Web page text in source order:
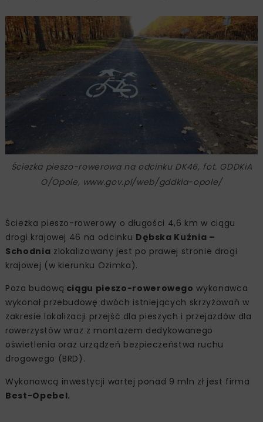
Ścieżka pieszo-rowerowa na odcinku DK46, fot. GDDKiA
O/Opole, www.gov.pl/web/gddkia-opole/
Ścieżka pieszo-rowerowy o długości 4,6 km w ciągu
drogi krajowej 46 na odcinku Dębska Kuźnia –
Schodnia zlokalizowany jest po prawej stronie drogi
krajowej (w kierunku Ozimka).
Poza budową ciągu pieszo-rowerowego wykonawca
wykonał przebudowę dwóch istniejących skrzyżowań w
zakresie lokalizacji przejść dla pieszych i przejazdów dla
rowerzystów wraz z montażem dedykowanego
oświetlenia oraz urządzeń bezpieczeństwa ruchu
drogowego (BRD).
Wykonawcą inwestycji wartej ponad 9 mln zł jest firma
Best-Opebel.